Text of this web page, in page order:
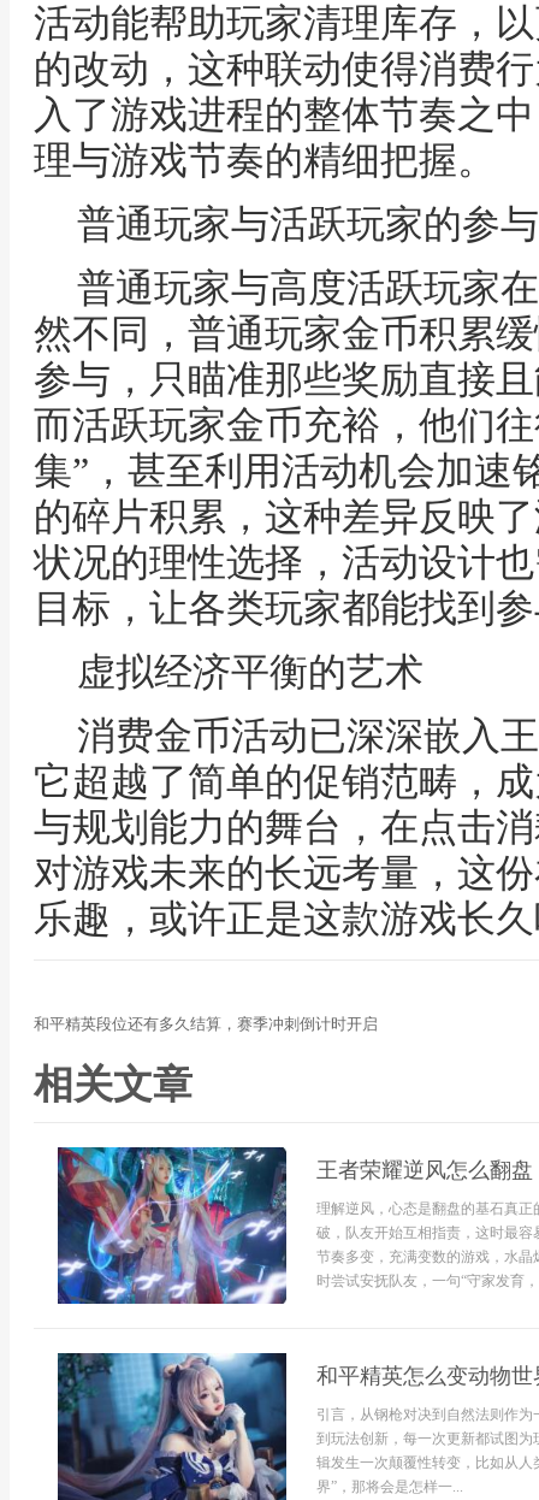
活动能帮助玩家清理库存，
的改动，这种联动使得消费
入了游戏进程的整体节奏之
理与游戏节奏的精细把握。
普通玩家与活跃玩家的参
普通玩家与高度活跃玩家
然不同，普通玩家金币积累
参与，只瞄准那些奖励直接
而活跃玩家金币充裕，他们
集”，甚至利用活动机会加速
的碎片积累，这种差异反映
状况的理性选择，活动设计
目标，让各类玩家都能找到
虚拟经济平衡的艺术
消费金币活动已深深嵌入
它超越了简单的促销范畴，
与规划能力的舞台，在点击
对游戏未来的长远考量，这
乐趣，或许正是这款游戏长
和平精英段位还有多久结算，赛季冲刺倒计时开启
相关文章
王者荣耀逆风怎么翻
理解逆风，心态是翻盘的基石真
破，队友开始互相指责，这时最
节奏多变，充满变数的游戏，水
时尝试安抚队友，一句“守家发育
和平精英怎么变动物
引言，从钢枪对决到自然法则作
到玩法创新，每一次更新都试图
辑发生一次颠覆性转变，比如从
界”，那将会是怎样一...